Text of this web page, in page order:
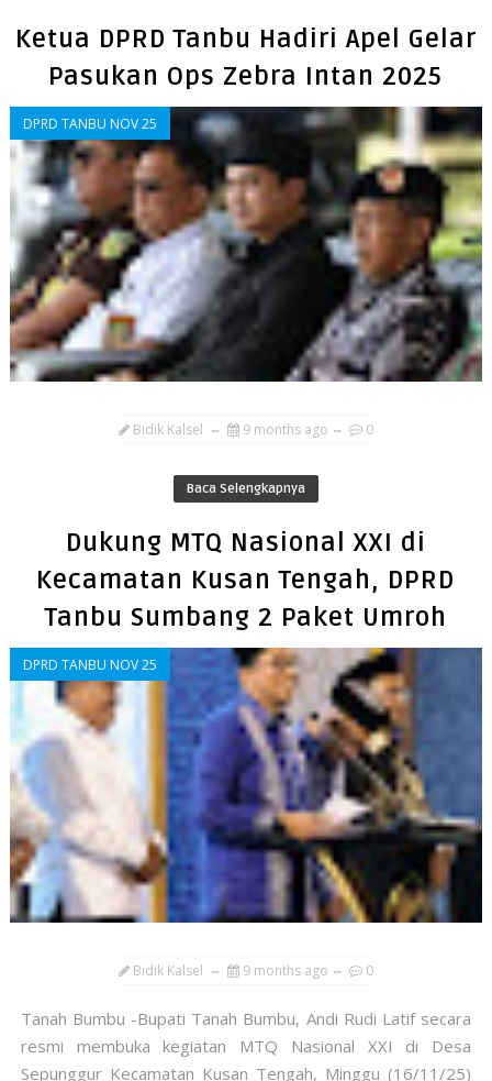
Ketua DPRD Tanbu Hadiri Apel Gelar
Pasukan Ops Zebra Intan 2025
DPRD TANBU NOV 25
Bidik Kalsel 9 months ago 0
Baca Selengkapnya
Dukung MTQ Nasional XXI di
Kecamatan Kusan Tengah, DPRD
Tanbu Sumbang 2 Paket Umroh
DPRD TANBU NOV 25
Bidik Kalsel 9 months ago 0
Tanah Bumbu -Bupati Tanah Bumbu, Andi Rudi Latif secara
resmi membuka kegiatan MTQ Nasional XXI di Desa
Sepunggur Kecamatan Kusan Tengah, Minggu (16/11/25)